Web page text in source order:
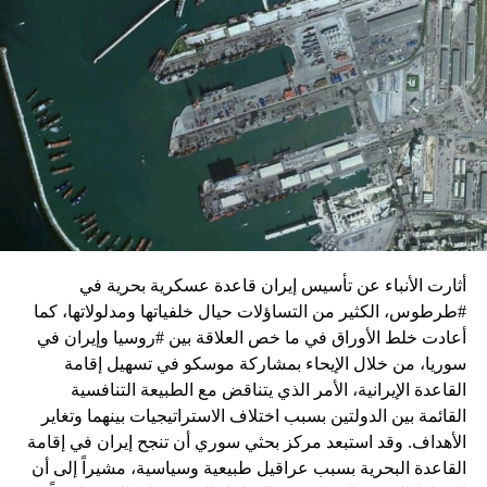
زيارة تأتي في إطار الجهود الدبلوماسية المكثفة التي تبذلها
واشنطن للدفع بالمفاوضات والتوصل إلى اتفاق لوقف لإطلاق
النار في غزة.
ويبدو أن نتنياهو استبق زيارة بلينكن لإسرائيل بالتأكيد على أن
الضغوط يجب أن تتوجه إلى حماس، وليس على حكومته.
كما وقال بيان من مكتب نتنياهو إنه مصر على بقاء القوات
الإسرائيلية في محور فيلادلفيا “لمنع الإرهابيين من إعادة
التسلح”.
وفي هذا السياق، قال الكاتب والباحث السياسي الفلسطيني
جمال زقوت في حديث لـ”سكاي نيوز عربية”:
حماس ليست عقبة في المفاوضات وأي حديث من هذا
القبيل تجني على الموقف الفلسطيني.
المعضلة الأساسية هي أن نتنياهو يعرض المجتمع
الإسرائيلي والمنطقة للخطر.
أثارت الأنباء عن تأسيس إيران قاعدة عسكرية بحرية في
#طرطوس، الكثير من التساؤلات حيال خلفياتها ومدلولاتها، كما
أعادت خلط الأوراق في ما خص العلاقة بين #روسيا وإيران في
سوريا، من خلال الإيحاء بمشاركة موسكو في تسهيل إقامة
القاعدة الإيرانية، الأمر الذي يتناقض مع الطبيعة التنافسية
القائمة بين الدولتين بسبب اختلاف الاستراتيجيات بينهما وتغاير
الأهداف. وقد استبعد مركز بحثي سوري أن تنجح إيران في إقامة
القاعدة البحرية بسبب عراقيل طبيعية وسياسية، مشيراً إلى أن